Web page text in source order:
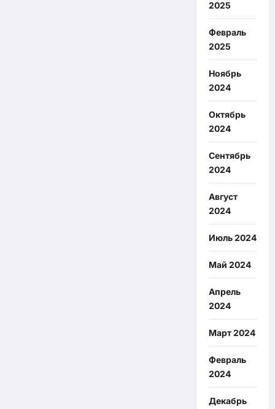
2025
Февраль
2025
Ноябрь
2024
Октябрь
2024
Сентябрь
2024
Август
2024
Июль 2024
Май 2024
Апрель
2024
Март 2024
Февраль
2024
Декабрь